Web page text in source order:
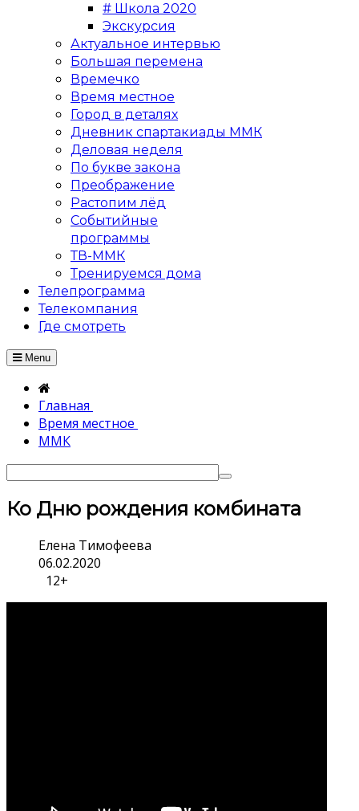
# Школа 2020
Экскурсия
Актуальное интервью
Большая перемена
Времечко
Время местное
Город в деталях
Дневник спартакиады ММК
Деловая неделя
По букве закона
Преображение
Растопим лёд
Событийные
программы
ТВ-ММК
Тренируемся дома
Телепрограмма
Телекомпания
Где смотреть
Menu
Главная
Время местное
ММК
Ко Дню рождения комбината
Елена Тимофеева
06.02.2020
12+